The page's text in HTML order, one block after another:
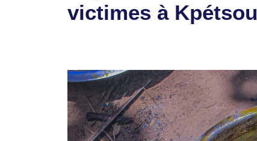
victimes à Kpétsou